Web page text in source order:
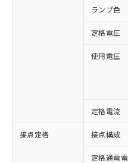
ランプ色
定格電圧
使用電圧
定格電流
接点定格 接点構成
定格通電
ご利用条件
対応済み：EU
非含有に対応した
対応予定：EU
有に対応した製品